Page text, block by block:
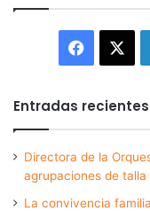
Entradas recientes
Directora de la
agrupaciones de
La convivencia